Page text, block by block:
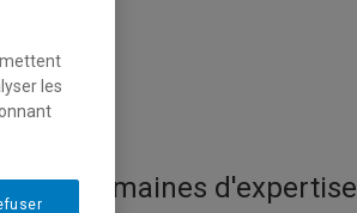
Domaines d'expertise
les